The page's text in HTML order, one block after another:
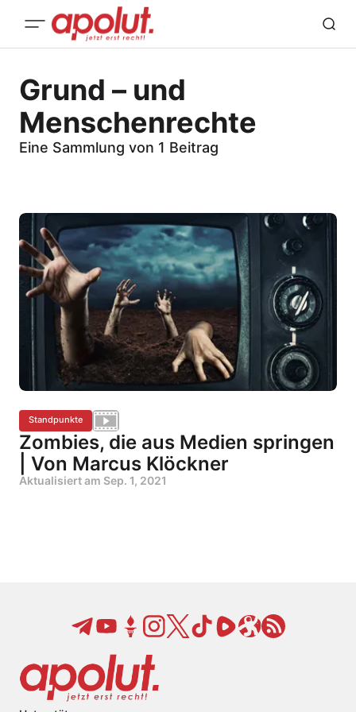
Grund – und
Menschenrechte
Eine Sammlung von 1 Beitrag
Standpunkte
Zombies, die aus Medien springen
| Von Marcus Klöckner
Aktualisiert am Sep. 1, 2021